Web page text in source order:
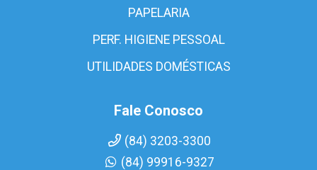
PAPELARIA
PERF. HIGIENE PESSOAL
UTILIDADES DOMÉSTICAS
Fale Conosco
(84) 3203-3300
(84) 99916-9327